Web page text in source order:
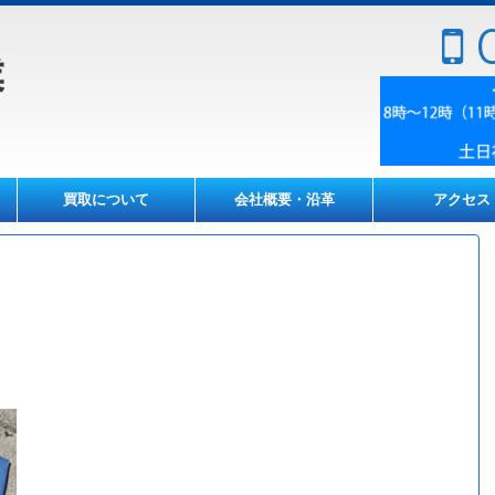
買取について 会社概要・沿革 アクセス